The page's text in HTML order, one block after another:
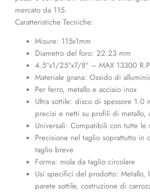
mercato da 115.
Caratteristiche Tecniche:
Misure: 115x1mm
Diametro del foro: 22.23 mm
4.5″x1/25″x7/8″ – MAX 13300
Materiale grana: Ossido di
Per ferro, metallo e acciaio inox
Ultra sottile: disco di spessore 1.0
precisi e netti su profili di metallo,
Universali: Compatibili con tutte le
Precisione nel taglio soprattutto in
taglio breve
Forma: mola da taglio circolare
Usi specifici del prodotto: Metallo,
parete sottile, costruzione di